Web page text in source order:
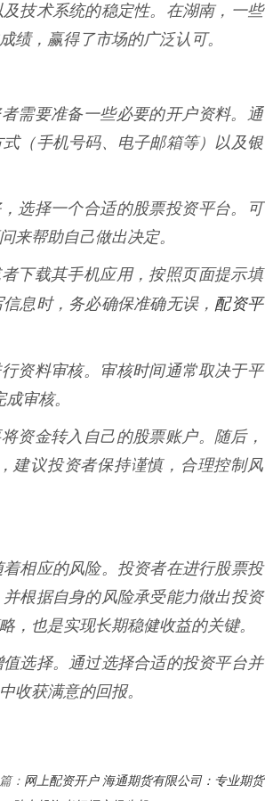
技术系统的稳定性。在湖南，一些
绩，赢得了市场的广泛认可。
需要准备一些必要的开户资料。通
（手机号码、电子邮箱等）以及银
选择一个合适的股票投资平台。可
来帮助自己做出决定。
下载其手机应用，按照页面提示填
息时，务必确保准确无误， 配资平
资料审核。审核时间通常取决于平
审核。
资金转入自己的股票账户。随后，
建议投资者保持谨慎，合理控制风
相应的风险。投资者在进行股票投
根据自身的风险承受能力做出投资
，也是实现长期稳健收益的关键。
选择。通过选择合适的投资平台并
收获满意的回报。
： 网上配资开户 海通期货有限公司：专业期货